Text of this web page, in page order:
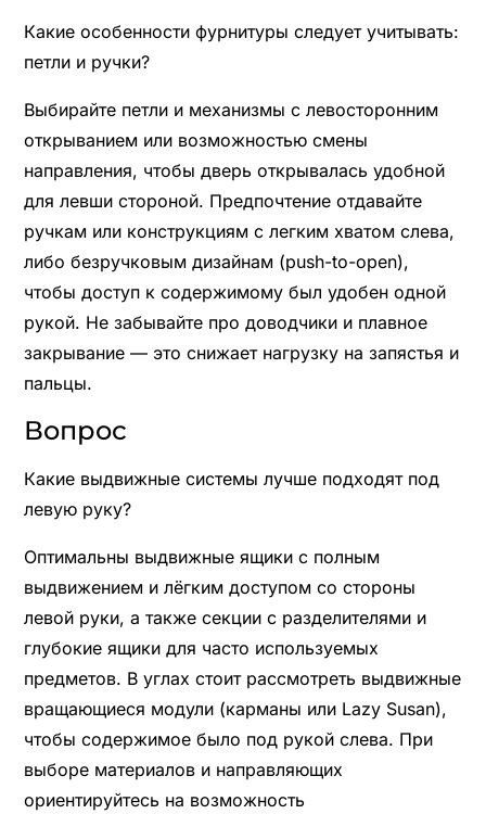
Какие особенности фурнитуры следует учитывать:
петли и ручки?
Выбирайте петли и механизмы с левосторонним
открыванием или возможностью смены
направления, чтобы дверь открывалась удобной
для левши стороной. Предпочтение отдавайте
ручкам или конструкциям с легким хватом слева,
либо безручковым дизайнам (push-to-open),
чтобы доступ к содержимому был удобен одной
рукой. Не забывайте про доводчики и плавное
закрывание — это снижает нагрузку на запястья и
пальцы.
Вопрос
Какие выдвижные системы лучше подходят под
левую руку?
Оптимальны выдвижные ящики с полным
выдвижением и лёгким доступом со стороны
левой руки, а также секции с разделителями и
глубокие ящики для часто используемых
предметов. В углах стоит рассмотреть выдвижные
вращающиеся модули (карманы или Lazy Susan),
чтобы содержимое было под рукой слева. При
выборе материалов и направляющих
ориентируйтесь на возможность